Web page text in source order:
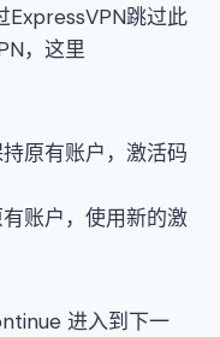
ExpressVPN跳过此
，这里
原有账户，激活码
账户，使用新的激
进入到下一